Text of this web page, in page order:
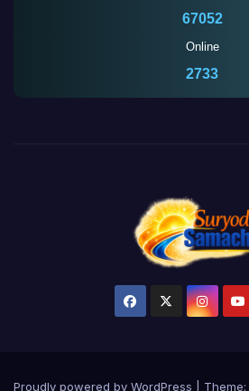
67052
Online
2728
Proudly powered by WordPress Theme: